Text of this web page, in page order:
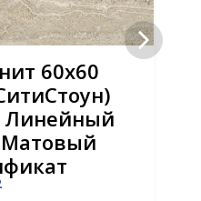
60х60
Линейный